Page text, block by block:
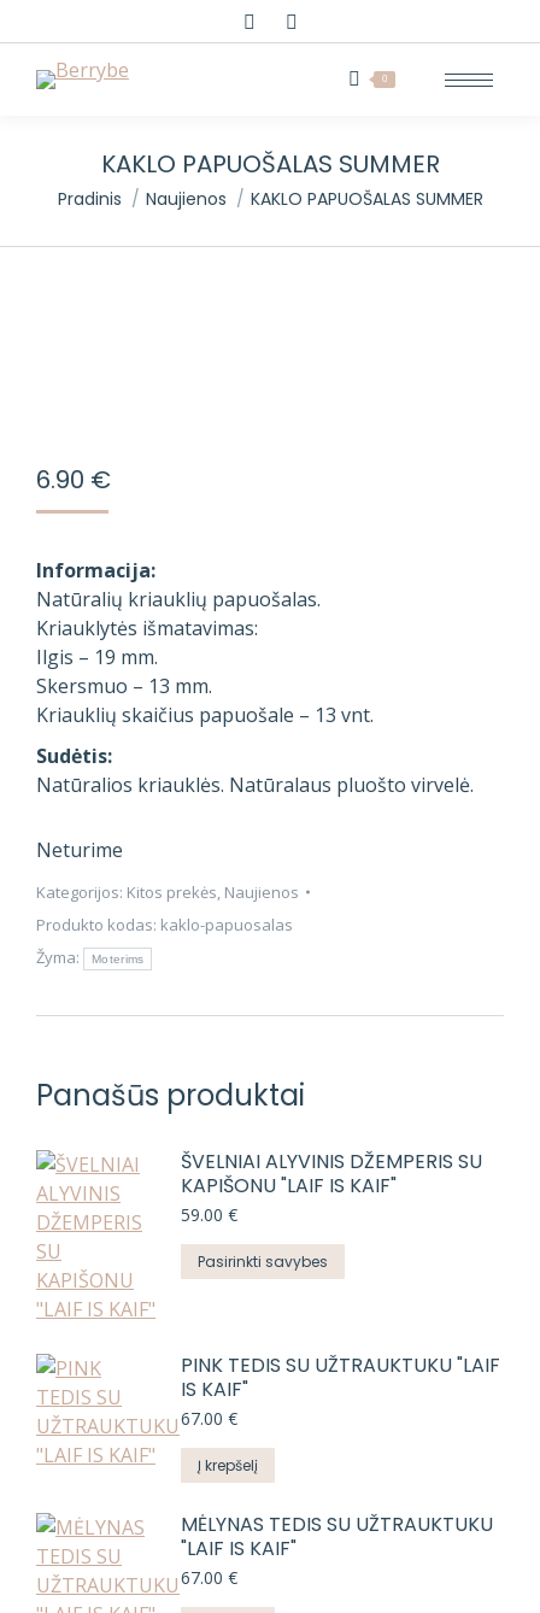
Search:
0
KAKLO PAPUOŠALAS SUMMER
You are here:
Pradinis Naujienos KAKLO PAPUOŠALAS SUMMER
6.90 €
Informacija:
Natūralių kriauklių papuošalas.
Kriauklytės išmatavimas:
Ilgis – 19 mm.
Skersmuo – 13 mm.
Kriauklių skaičius papuošale – 13 vnt.
Sudėtis:
Natūralios kriauklės. Natūralaus pluošto virvelė.
Neturime
Kategorijos: Kitos prekės, Naujienos
Produkto kodas: kaklo-papuosalas
Žyma:
Moterims
Panašūs produktai
ŠVELNIAI ALYVINIS DŽEMPERIS SU
KAPIŠONU "LAIF IS KAIF"
59.00 €
Pasirinkti savybes
product
variants.
chosen
PINK TEDIS SU UŽTRAUKTUKU "LAIF
IS KAIF"
67.00 €
Į krepšelį
MĖLYNAS TEDIS SU UŽTRAUKTUKU
"LAIF IS KAIF"
67.00 €